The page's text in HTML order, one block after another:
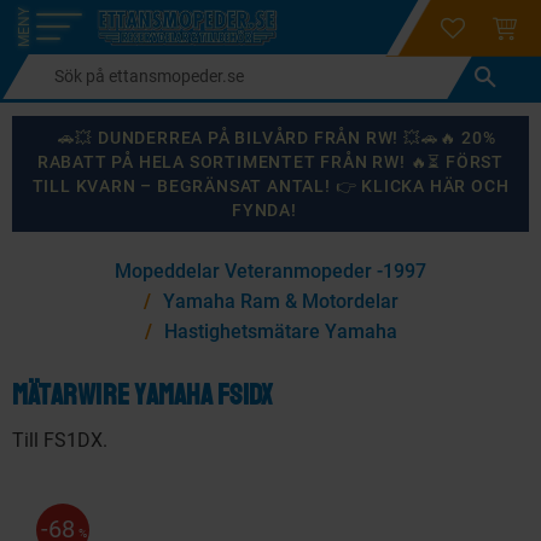
Meny
login
🚗💥 DUNDERREA PÅ BILVÅRD FRÅN RW! 💥🚗🔥 20%
RABATT PÅ HELA SORTIMENTET FRÅN RW! 🔥⏳ FÖRST
TILL KVARN – BEGRÄNSAT ANTAL! 👉 KLICKA HÄR OCH
FYNDA!
KANSKE NÅGON AV DESSA PRODUKTER KAN INTRESSERA
DIG?
Mopeddelar Veteranmopeder -1997
Yamaha Ram & Motordelar
Hastighetsmätare Yamaha
Mätarwire Yamaha FS1DX
Till FS1DX.
68 %